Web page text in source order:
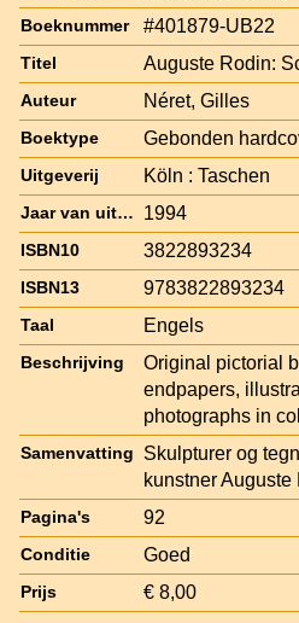
Boeknummer #401879-UB22
Titel Auguste Rodin:
Auteur Néret, Gilles
Boektype Gebonden
Uitgeverij Köln : Taschen
Jaar van uitgave 1994
ISBN10 3822893234
ISBN13 9783822893234
Taal Engels
Beschrijving
Original pictorial
endpapers,
photographs in
Samenvatting
Skulpturer og
kunstner
Pagina's 92
Conditie Goed
Prijs € 8,00